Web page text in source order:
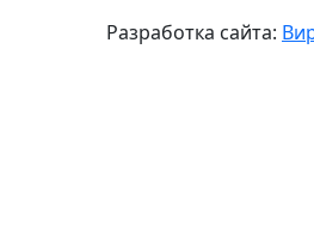
Разработка сайта: